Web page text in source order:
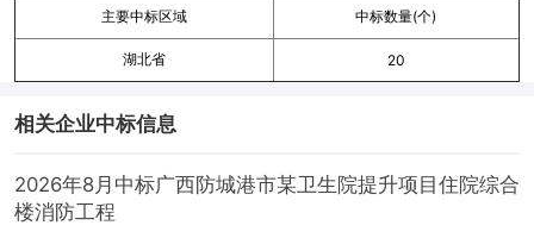
主要中标区域 中标数量(个)
湖北省 20
相关企业中标信息
2026年8月中标广西防城港市某卫生院提升项目住院综合
楼消防工程